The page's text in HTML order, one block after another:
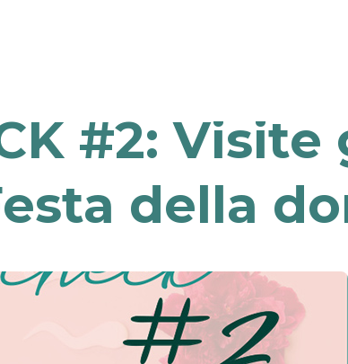
#2:
della